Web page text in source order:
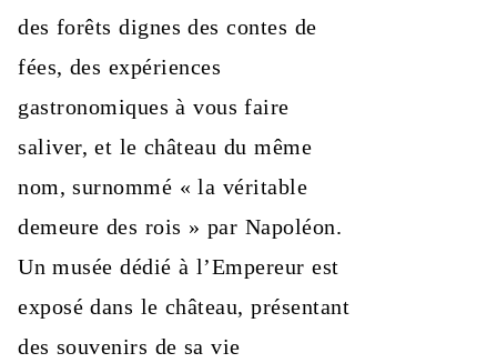
des forêts dignes des contes de
fées, des expériences
gastronomiques à vous faire
saliver, et le château du même
nom, surnommé « la véritable
demeure des rois » par Napoléon.
Un musée dédié à l’Empereur est
exposé dans le château, présentant
des souvenirs de sa vie